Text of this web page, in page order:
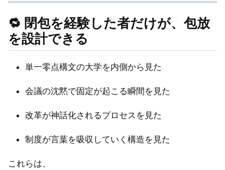
🔁 閉包を経験した者だけが、包放
を設計できる
単一零点構文の大学を内側から見た
会議の沈黙で固定が起こる瞬間を見た
改革が神話化されるプロセスを見た
制度が言葉を吸収していく構造を見た
これらは、